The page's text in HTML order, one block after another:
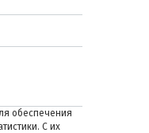
обеспечения
С их